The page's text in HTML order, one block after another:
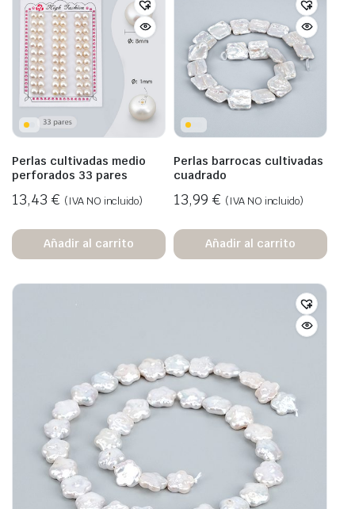
Perlas cultivadas medio
perforados 33 pares
13,43 € (IVA NO incluido)
Añadir al carrito
Perlas barrocas cultivadas
cuadrado
13,99 € (IVA NO incluido)
Añadir al carrito